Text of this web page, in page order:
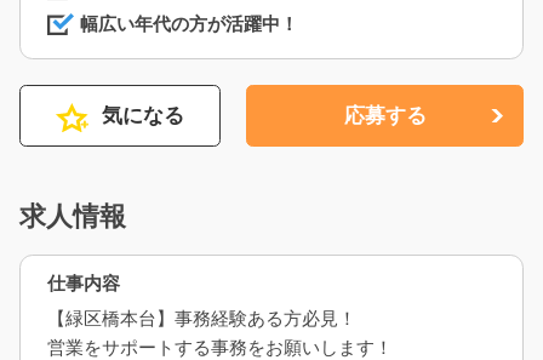
幅広い年代の方が活躍中！
気になる 応募する
求人情報
仕事内容
【緑区橋本台】事務経験ある方必見！
営業をサポートする事務をお願いします！